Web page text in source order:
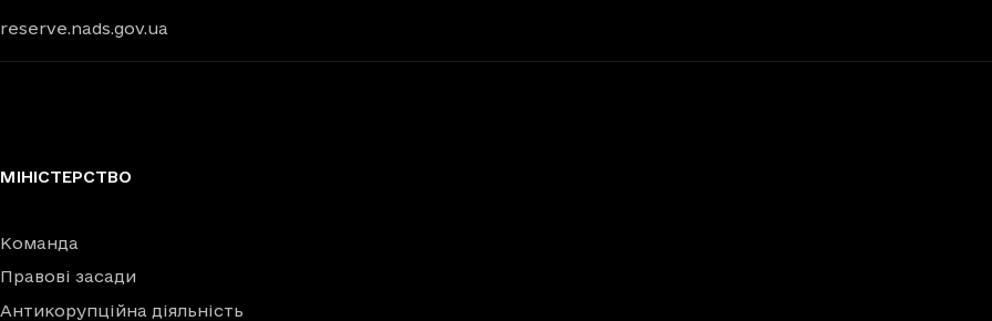
reserve.nads.gov.ua
МІНІСТЕРСТВО
Команда
Правові засади
Антикорупційна діяльність